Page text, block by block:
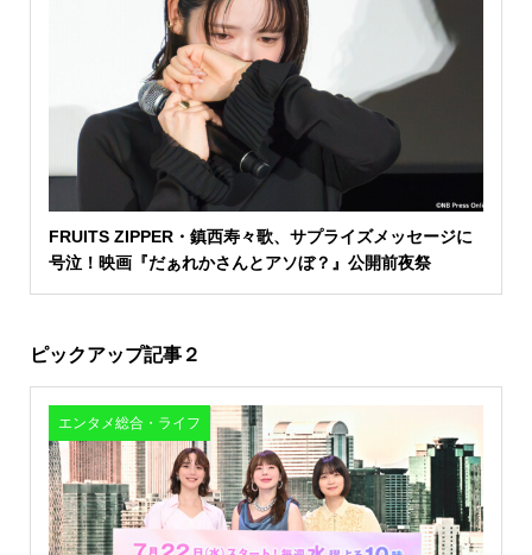
FRUITS ZIPPER・鎮西寿々歌、サプライズメッセージに
号泣！映画『だぁれかさんとアソぼ？』公開前夜祭
ピックアップ記事２
エンタメ総合・ライフ